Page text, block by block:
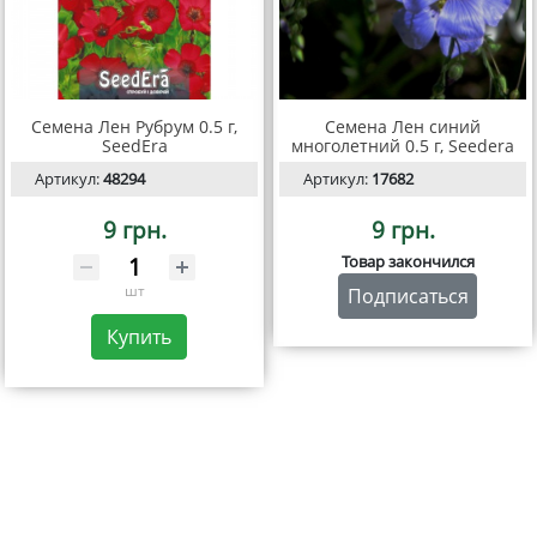
Семена Лен Рубрум 0.5 г,
SeedEra
Артикул:48294
9 грн.
шт
Купить
Семена Лен синий
многолетний 0.5 г, Seedera
Артикул: 17682
9 грн.
Товар закончился
Подписаться